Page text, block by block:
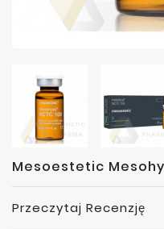
Mesoestetic
Przeczytaj Recenzję